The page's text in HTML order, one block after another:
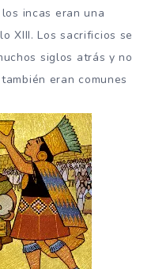
incas eran una
XIII. Los sacrificios se
siglos atrás y no
eran comunes